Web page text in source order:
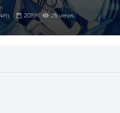
2019 25 views